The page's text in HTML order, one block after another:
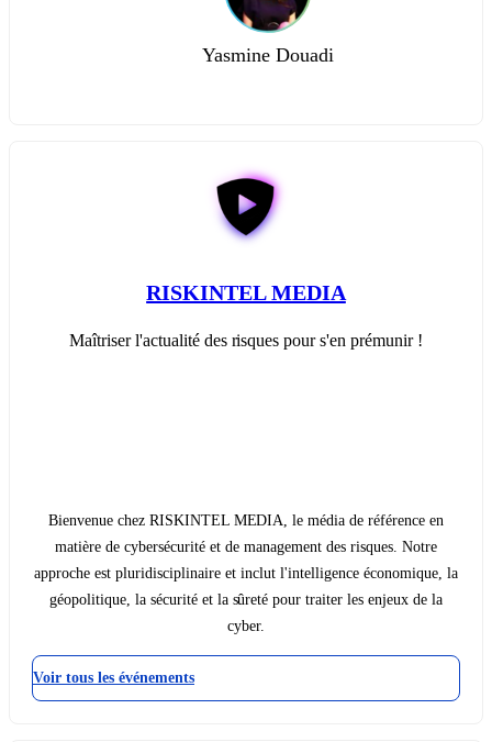
Yasmine Douadi
RISKINTEL MEDIA
Maîtriser l'actualité des risques pour s'en prémunir !
Bienvenue chez RISKINTEL MEDIA, le média de référence en
matière de cybersécurité et de management des risques. Notre
approche est pluridisciplinaire et inclut l'intelligence économique, la
géopolitique, la sécurité et la sûreté pour traiter les enjeux de la
cyber.
Voir tous les événements